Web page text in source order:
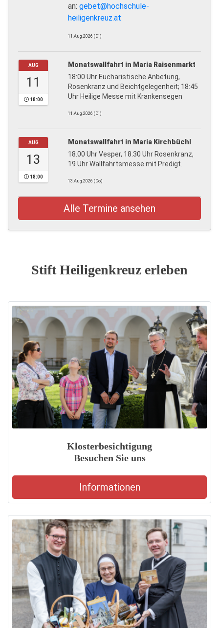
an: gebet@hochschule-
heiligenkreuz.at
11.Aug.2026 (Di)
AUG
11
18:00
Monatswallfahrt in Maria Raisenmarkt
18:00 Uhr Eucharistische Anbetung,
Rosenkranz und Beichtgelegenheit; 18:45
Uhr Heilige Messe mit Krankensegen
11.Aug.2026 (Di)
AUG
13
18:00
Monatswallfahrt in Maria Kirchbüchl
18.00 Uhr Vesper, 18.30 Uhr Rosenkranz,
19 Uhr Wallfahrtsmesse mit Predigt.
13.Aug.2026 (Do)
Alle Termine ansehen
Stift Heiligenkreuz erleben
Klosterbesichtigung
Besuchen Sie uns
Informationen